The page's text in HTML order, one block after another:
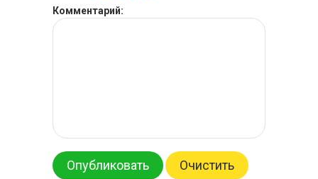
Комментарий:
Опубликовать Очистить